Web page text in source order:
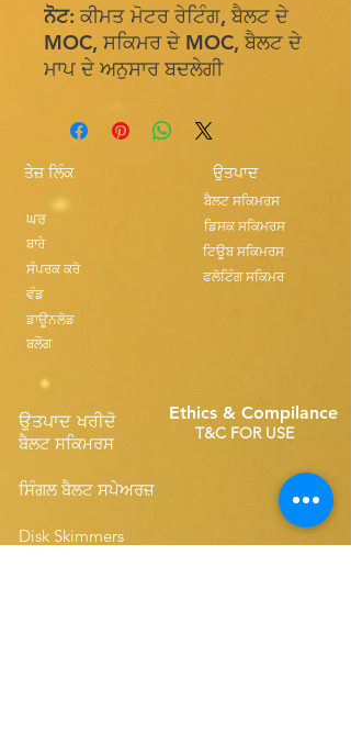
ਨੋਟ: ਕੀਮਤ ਮੋਟਰ ਰੇਟਿੰਗ, ਬੈਲਟ ਦੇ
MOC, ਸਕਿਮਰ ਦੇ MOC, ਬੈਲਟ ਦੇ
ਮਾਪ ਦੇ ਅਨੁਸਾਰ ਬਦਲੇਗੀ
ਤੇਜ਼ ਲਿੰਕ
ਘਰ
ਬਾਰੇ
ਸੰਪਰਕ ਕਰੋ
ਵੰਡ
ਡਾਊਨਲੋਡ
ਬਲੌਗ
ਉਤਪਾਦ
ਬੈਲਟ ਸਕਿਮਰਸ
ਡਿਸਕ ਸਕਿਮਰਸ
ਟਿਊਬ ਸਕਿਮਰਸ
ਫਲੋਟਿੰਗ ਸਕਿਮਰ
ਉਤਪਾਦ ਖਰੀਦੋ
ਬੈਲਟ ਸਕਿਮਰਸ
Ethics & Compilance
T&C FOR USE
ਸਿੰਗਲ ਬੈਲਟ ਸਪੇਅਰਜ਼
Disk Skimmers